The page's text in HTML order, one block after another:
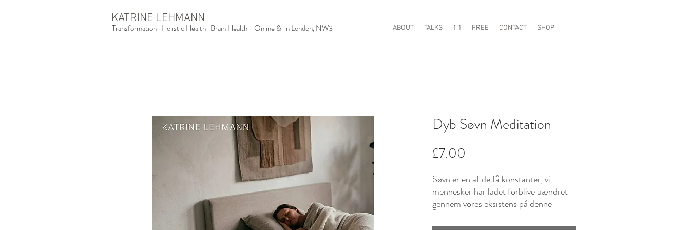
KATRINE LEHMANN
ABOUT TALKS 1:1 FREE CONTACT SHOP
Transformation | Holistic Health | Brain Health - Online & in London, NW3
Dyb Søvn Meditation
£7.00
Søvn er en af de få konstanter, vi
mennesker har ladet forblive uændret
gennem vores eksistens på denne